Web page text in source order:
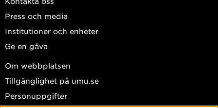
Press och media
Institutioner och enheter
Ge en gåva
Om webbplatsen
Tillgänglighet på umu.se
Personuppgifter